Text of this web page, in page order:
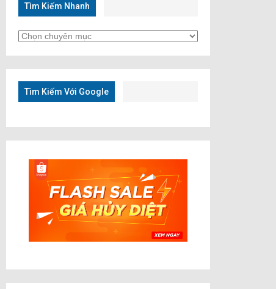
Tìm Kiếm Nhanh
Tìm
Tìm Kiếm Với Google